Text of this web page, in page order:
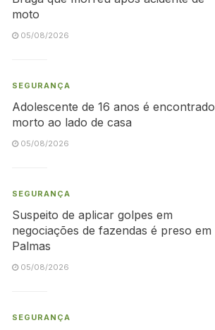
moto
05/08/2026
SEGURANÇA
Adolescente de 16 anos é encontrado
morto ao lado de casa
05/08/2026
SEGURANÇA
Suspeito de aplicar golpes em
negociações de fazendas é preso em
Palmas
05/08/2026
SEGURANÇA